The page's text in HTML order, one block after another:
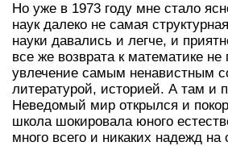
Но уже в 1973 году мне стало
наук далеко не самая
науки давались и легче, и
все же возврата к математике
увлечение самым ненавистным
литературой, историей. А там и
Неведомый мир открылся и
школа шокировала юного
много всего и никаких надежд на